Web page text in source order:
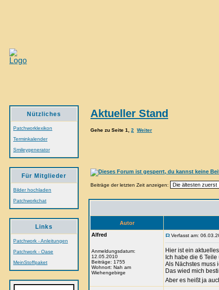
Nützliches
Patchworklexikon
Terminkalender
Smileygenerator
Für Mitglieder
Bilder hochladen
Patchworkchat
Links
Patchwork - Anleitungen
Patchwork - Oase
MeinStoffpaket
Aktueller Stand
Gehe zu Seite 1 2 Weiter
Beiträge der letzten Zeit anzeigen:
Autor
Alfred
Anmeldungsdatum:
12.05.2010
Beiträge: 1755
Wohnort: Nah am
Wiehengebirge
Verfasst am:
Hier ist ein
Ich habe die 6
Als Nächstes muss
Das wied mich
Aber es heißt ja